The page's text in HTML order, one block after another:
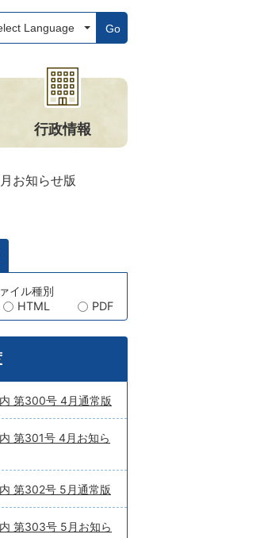
Go
行政情報
お知らせ版
イル種別
HTML PDF
第300号 4月通常版
第301号 4月お知ら
第302号 5月通常版
第303号 5月お知ら